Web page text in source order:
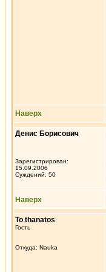
Наверх
Денис Борисович
Зарегистрирован:
15.09.2006
Суждений: 50
Наверх
To thanatos
Гость
Откуда: Nauka